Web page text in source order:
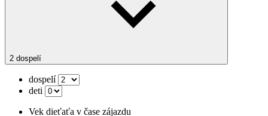
2 dospelí
dospelí
deti
Vek dieťaťa v čase zájazdu